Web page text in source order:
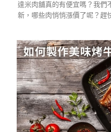
達米肉舖真的有便宜嗎？我們
新，哪些肉悄悄漲價了呢？趕